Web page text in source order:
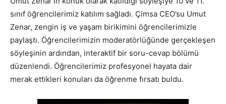
sınıf öğrencilerimiz katılım sağladı. Çimsa CEO’su Umut
Zenar, zengin iş ve yaşam birikimini öğrencilerimizle
paylaştı. Öğrencilerimizin moderatörlüğünde gerçekleşen
söyleşinin ardından, interaktif bir soru-cevap bölümü
düzenlendi. Öğrencilerimiz profesyonel hayata dair
merak ettikleri konuları da öğrenme fırsatı buldu.